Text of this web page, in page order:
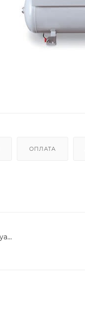
ОПЛАТА
iwpmg6z2j8cvep2vwnbj8yax1vt40f8d